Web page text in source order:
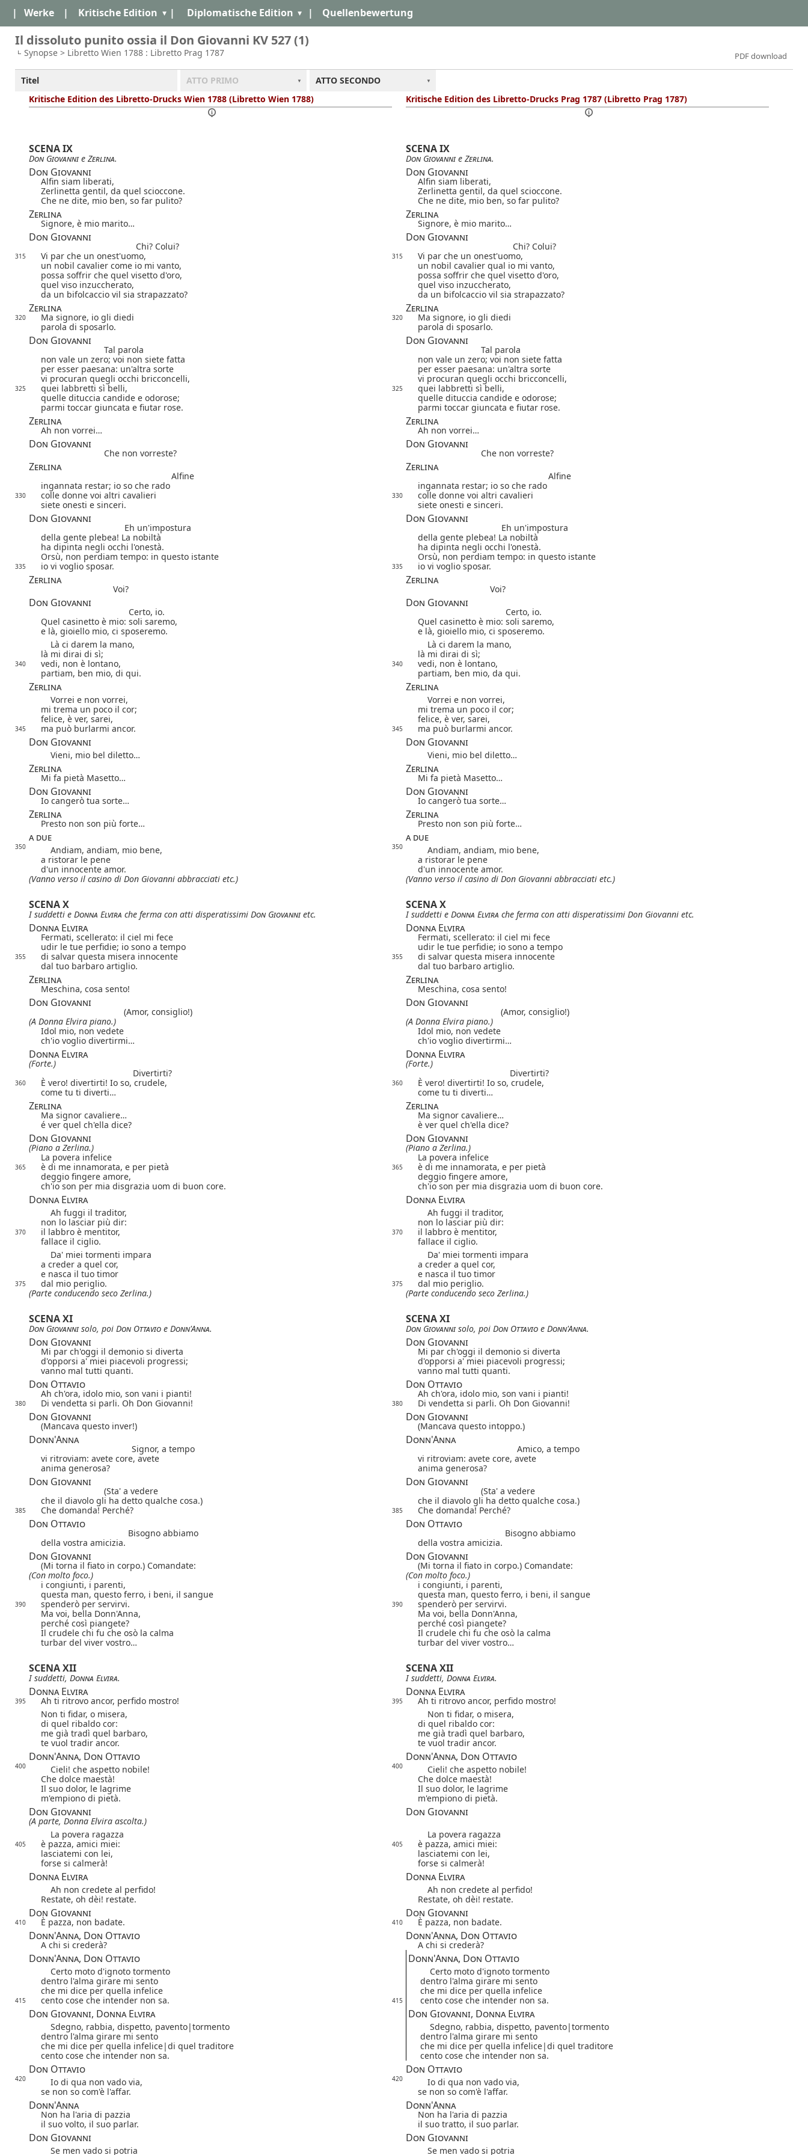
| Werke | Kritische Edition | Diplomatische Edition | Quellenbewertung
Il dissoluto punito ossia il Don Giovanni KV 527 (1)
Synopse > Libretto Wien 1788 : Libretto Prag 1787 PDF download
Titel ATTO PRIMO
ATTO SECONDO
Kritische Edition des Libretto-Drucks Wien 1788 (Libretto Wien 1788)
Kritische Edition des Libretto-Drucks Prag 1787 (Libretto Prag 1787)
SCENA IX SCENA IX
Don Giovannie Zerlina. Don Giovannie Zerlina.
Don Giovanni Don Giovanni
Alfin siam liberati,
Alfin siam liberati,
Zerlinetta gentil, da quel scioccone.
Zerlinetta gentil, da quel scioccone.
Che ne dite, mio ben, so far pulito?
Che ne dite, mio ben, so far pulito?
Zerlina Zerlina
Signore, è mio marito… Signore, è mio marito…
Don Giovanni Don Giovanni
Chi? Colui? Chi? Colui?
315 Vi par che un onest'uomo, 315
Vi par che un onest'uomo,
un nobil cavalier come io mi vanto,
un nobil cavalier qual io mi vanto,
possa soffrir che quel visetto d'oro,
possa soffrir che quel visetto d'oro,
quel viso inzuccherato,
quel viso inzuccherato,
da un bifolcaccio vil sia strapazzato?
da un bifolcaccio vil sia strapazzato?
Zerlina Zerlina
320 Ma signore, io gli diedi 320
Ma signore, io gli diedi
parola di sposarlo.
parola di sposarlo.
Don Giovanni Don Giovanni
Tal parola
Tal parola
non vale un zero; voi non siete fatta
non vale un zero; voi non siete fatta
per esser paesana: un'altra sorte
per esser paesana: un'altra sorte
vi procuran quegli occhi bricconcelli,
vi procuran quegli occhi bricconcelli,
325 quei labbretti sì belli, 325
quei labbretti sì belli,
quelle dituccia candide e odorose;
quelle dituccia candide e odorose;
parmi toccar giuncata e fiutar rose.
parmi toccar giuncata e fiutar rose.
Zerlina Zerlina
Ah non vorrei… Ah non vorrei…
Don Giovanni Don Giovanni
Che non vorreste? Che non vorreste?
Zerlina Zerlina
Alfine
Alfine
ingannata restar; io so che rado
ingannata restar; io so che rado
330 colle donne voi altri cavalieri 330
colle donne voi altri cavalieri
siete onesti e sinceri.
siete onesti e sinceri.
Don Giovanni Don Giovanni
Eh un'impostura
Eh un'impostura
della gente plebea! La nobiltà
della gente plebea! La nobiltà
ha dipinta negli occhi l'onestà.
ha dipinta negli occhi l'onestà.
Orsù, non perdiam tempo: in questo istante
Orsù, non perdiam tempo: in questo istante
335 io vi voglio sposar. 335 io vi voglio sposar.
Zerlina Zerlina
Voi? Voi?
Don Giovanni Don Giovanni
Certo, io.
Certo, io.
Quel casinetto è mio: soli saremo,
Quel casinetto è mio: soli saremo,
e là, gioiello mio, ci sposeremo.
e là, gioiello mio, ci sposeremo.
Là ci darem la mano,
Là ci darem la mano,
là mi dirai di sì;
là mi dirai di sì;
340 vedi, non è lontano, 340
vedi, non è lontano,
partiam, ben mio, di qui.
partiam, ben mio, da qui.
Zerlina Zerlina
Vorrei e non vorrei,
Vorrei e non vorrei,
mi trema un poco il cor;
mi trema un poco il cor;
felice, è ver, sarei,
felice, è ver, sarei,
345 ma può burlarmi ancor. 345 ma può burlarmi ancor.
Don Giovanni Don Giovanni
Vieni, mio bel diletto… Vieni, mio bel diletto…
Zerlina Zerlina
Mi fa pietà Masetto… Mi fa pietà Masetto…
Don Giovanni Don Giovanni
Io cangerò tua sorte… Io cangerò tua sorte…
Zerlina Zerlina
Presto non son più forte… Presto non son più forte…
a due a due
350 Andiam, andiam, mio bene, 350
Andiam, andiam, mio bene,
a ristorar le pene
a ristorar le pene
d'un innocente amor.
d'un innocente amor.
(Vanno verso il casino di Don Giovanni abbracciati etc.)
(Vanno verso il casino di Don Giovanni abbracciati etc.)
SCENA X SCENA X
I suddetti e Donna Elvira che ferma con atti disperatissimi Don Giovannietc. I suddetti e Donna Elvira che ferma con atti disperatissimi Don Giovanni etc.
Donna Elvira Donna Elvira
Fermati, scellerato: il ciel mi fece
Fermati, scellerato: il ciel mi fece
udir le tue perfidie; io sono a tempo
udir le tue perfidie; io sono a tempo
355 di salvar questa misera innocente 355
di salvar questa misera innocente
dal tuo barbaro artiglio.
dal tuo barbaro artiglio.
Zerlina Zerlina
Meschina, cosa sento! Meschina, cosa sento!
Don Giovanni Don Giovanni
(Amor, consiglio!)
(Amor, consiglio!)
(A Donna Elvira piano.)
(A Donna Elvira piano.)
Idol mio, non vedete
Idol mio, non vedete
ch'io voglio divertirmi…
ch'io voglio divertirmi…
Donna Elvira Donna Elvira
(Forte.)
(Forte.)
Divertirti?
Divertirti?
360 È vero! divertirti! Io so, crudele, 360
È vero! divertirti! Io so, crudele,
come tu ti diverti…
come tu ti diverti…
Zerlina Zerlina
Ma signor cavaliere…
Ma signor cavaliere…
é ver quel ch'ella dice?
è ver quel ch'ella dice?
Don Giovanni Don Giovanni
(Piano a Zerlina.)
(Piano a Zerlina.)
La povera infelice
La povera infelice
365 è di me innamorata, e per pietà 365
è di me innamorata, e per pietà
deggio fingere amore,
deggio fingere amore,
ch'io son per mia disgrazia uom di buon core.
ch'io son per mia disgrazia uom di buon core.
Donna Elvira Donna Elvira
Ah fuggi il traditor,
Ah fuggi il traditor,
non lo lasciar più dir:
non lo lasciar più dir:
370 il labbro è mentitor, 370
il labbro è mentitor,
fallace il ciglio.
fallace il ciglio.
Da' miei tormenti impara
Da' miei tormenti impara
a creder a quel cor,
a creder a quel cor,
e nasca il tuo timor
e nasca il tuo timor
375 dal mio periglio. 375
dal mio periglio.
(Parte conducendo seco Zerlina.)
(Parte conducendo seco Zerlina.)
SCENA XI SCENA XI
Don Giovannisolo, poi Don Ottavio e Donn'Anna. Don Giovannisolo, poi Don Ottavio e Donn'Anna.
Don Giovanni Don Giovanni
Mi par ch'oggi il demonio si diverta
Mi par ch'oggi il demonio si diverta
d'opporsi a' miei piacevoli progressi;
d'opporsi a' miei piacevoli progressi;
vanno mal tutti quanti.
vanno mal tutti quanti.
Don Ottavio Don Ottavio
Ah ch'ora, idolo mio, son vani i pianti! Ah ch'ora, idolo mio, son vani i pianti!
380 Di vendetta si parli. Oh Don Giovanni! 380 Di vendetta si parli. Oh Don Giovanni!
Don Giovanni Don Giovanni
(Mancava questo inver!) (Mancava questo intoppo.)
Donn'Anna Donn'Anna
Signor, a tempo
Amico, a tempo
vi ritroviam: avete core, avete
vi ritroviam: avete core, avete
anima generosa?
anima generosa?
Don Giovanni Don Giovanni
(Sta' a vedere
(Sta' a vedere
che il diavolo gli ha detto qualche cosa.)
che il diavolo gli ha detto qualche cosa.)
385 Che domanda! Perché? 385 Che domanda! Perché?
Don Ottavio Don Ottavio
Bisogno abbiamo
Bisogno abbiamo
della vostra amicizia.
della vostra amicizia.
Don Giovanni Don Giovanni
(Mi torna il fiato in corpo.) Comandate:
(Mi torna il fiato in corpo.) Comandate:
(Con molto foco.)
(Con molto foco.)
i congiunti, i parenti,
i congiunti, i parenti,
questa man, questo ferro, i beni, il sangue
questa man, questo ferro, i beni, il sangue
390 spenderò per servirvi. 390
spenderò per servirvi.
Ma voi, bella Donn'Anna,
Ma voi, bella Donn'Anna,
perché così piangete?
perché così piangete?
Il crudele chi fu che osò la calma
Il crudele chi fu che osò la calma
turbar del viver vostro…
turbar del viver vostro…
SCENA XII SCENA XII
I suddetti, Donna Elvira. I suddetti, Donna Elvira.
Donna Elvira Donna Elvira
395 Ah ti ritrovo ancor, perfido mostro! 395
Ah ti ritrovo ancor, perfido mostro!
Non ti fidar, o misera,
Non ti fidar, o misera,
di quel ribaldo cor:
di quel ribaldo cor:
me già tradì quel barbaro,
me già tradì quel barbaro,
te vuol tradir ancor.
te vuol tradir ancor.
Donn'Anna, Don Ottavio Donn'Anna, Don Ottavio
400 Cieli! che aspetto nobile! 400
Cieli! che aspetto nobile!
Che dolce maestà!
Che dolce maestà!
Il suo dolor, le lagrime
Il suo dolor, le lagrime
m'empiono di pietà.
m'empiono di pietà.
Don Giovanni Don Giovanni
(A parte, Donna Elvira ascolta.)
La povera ragazza
La povera ragazza
405 è pazza, amici miei: 405
è pazza, amici miei:
lasciatemi con lei,
lasciatemi con lei,
forse si calmerà!
forse si calmerà!
Donna Elvira Donna Elvira
Ah non credete al perfido!
Ah non credete al perfido!
Restate, oh dèi! restate.
Restate, oh dèi! restate.
Don Giovanni Don Giovanni
410 È pazza, non badate. 410 È pazza, non badate.
Donn'Anna, Don Ottavio Donn'Anna, Don Ottavio
A chi si crederà? A chi si crederà?
Donn'Anna, Don Ottavio Donn'Anna, Don Ottavio
Certo moto d'ignoto tormento
Certo moto d'ignoto tormento
dentro l'alma girare mi sento
dentro l'alma girare mi sento
che mi dice per quella infelice
che mi dice per quella infelice
415 cento cose che intender non sa. 415 cento cose che intender non sa.
Don Giovanni, Donna Elvira Don Giovanni, Donna Elvira
Sdegno, rabbia, dispetto, pavento|tormento Sdegno, rabbia, dispetto, pavento|tormento
dentro l'alma girare mi sento
dentro l'alma girare mi sento
che mi dice per quella infelice|di quel traditore che mi dice per quella infelice|di quel traditore
cento cose che intender non sa.
cento cose che intender non sa.
Don Ottavio Don Ottavio
420 Io di qua non vado via, 420
Io di qua non vado via,
se non so com'è l'affar.
se non so com'è l'affar.
Donn'Anna Donn'Anna
Non ha l'aria di pazzia
Non ha l'aria di pazzia
il suo volto, il suo parlar.
il suo tratto, il suo parlar.
Don Giovanni Don Giovanni
Se men vado si potria
Se men vado si potria